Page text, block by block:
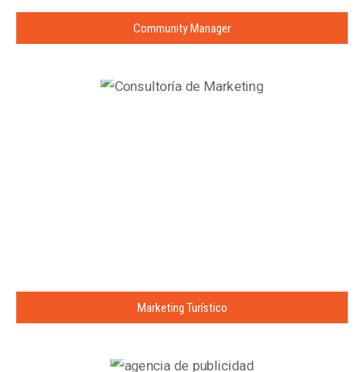
Community Manager
Marketing Turístico